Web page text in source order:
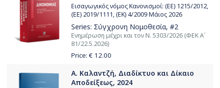
Εισαγωγικός νόμος Κανονισμοί: (ΕΕ) 1215/2012,
(ΕΕ) 2019/1111, (ΕΚ) 4/2009 Μάιος 2026
Series: Σύγχρονη Νομοθεσία, #2
Ενημέρωση μέχρι και τον Ν. 5303/2026 (ΦΕΚ Α΄
81/22.5.2026)
Price: € 12.00
Α. Καλαντζή, Διαδίκτυο και Δίκαιο
Αποδείξεως, 2024